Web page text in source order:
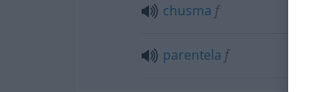
chusma f
parentela f